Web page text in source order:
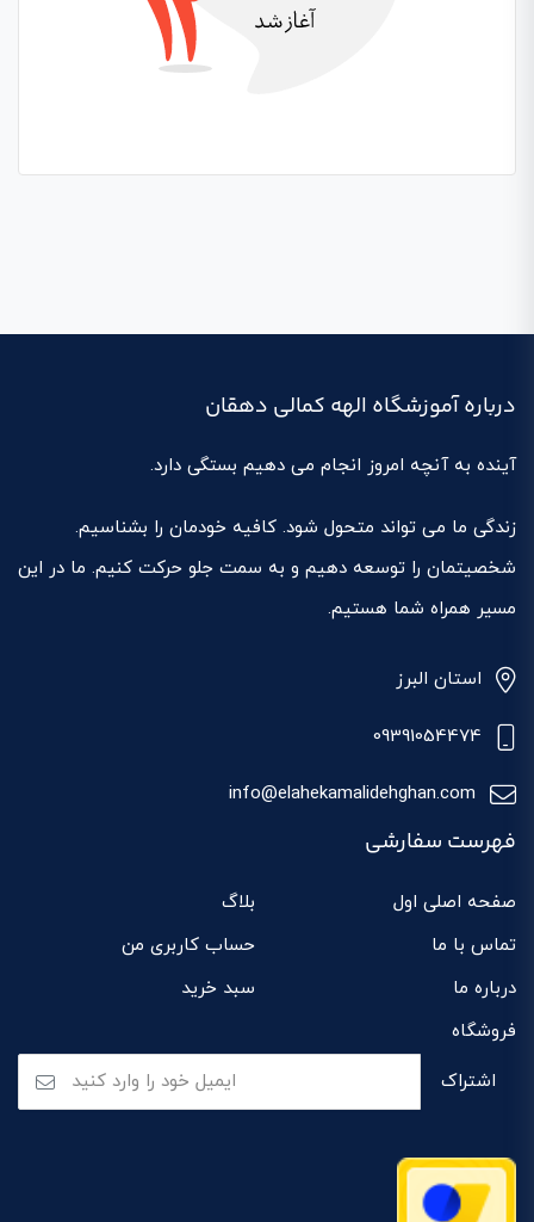
درباره آموزشگاه الهه کمالی دهقان
آینده به آنچه امروز انجام می دهیم بستگی دارد.
زندگی ما می تواند متحول شود. کافیه خودمان را بشناسیم.
شخصیتمان را توسعه دهیم و به سمت جلو حرکت کنیم. ما در این
مسیر همراه شما هستیم.
استان البرز
09391054474
info@elahekamalidehghan.com
فهرست سفارشی
صفحه اصلی اول
بلاگ
تماس با ما
حساب کاربری من
درباره ما
سبد خرید
فروشگاه